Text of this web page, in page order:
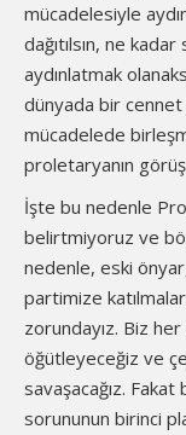
mücadelesiyle
dağıtılsın, ne
aydınlatmak
dünyada bir
mücadelede
proletaryanın
İşte bu nedenle
belirtmiyoruz ve
nedenle, eski
partimize
zorundayız. Biz
öğütleyeceğiz ve
savaşacağız. Fakat
sorununun birinci